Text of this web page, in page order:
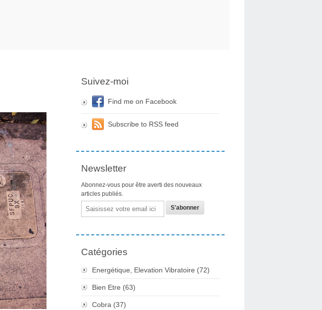
Suivez-moi
Find me on Facebook
Subscribe to RSS feed
Newsletter
Abonnez-vous pour être averti des nouveaux
articles publiés.
Email
Catégories
Energétique, Elevation Vibratoire (72)
Bien Etre (63)
Cobra (37)